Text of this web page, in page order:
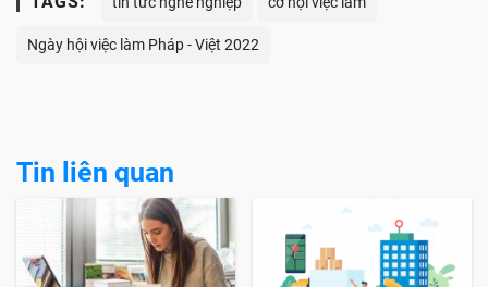
Ngày hội việc làm Pháp - Việt 2022
Tin liên quan